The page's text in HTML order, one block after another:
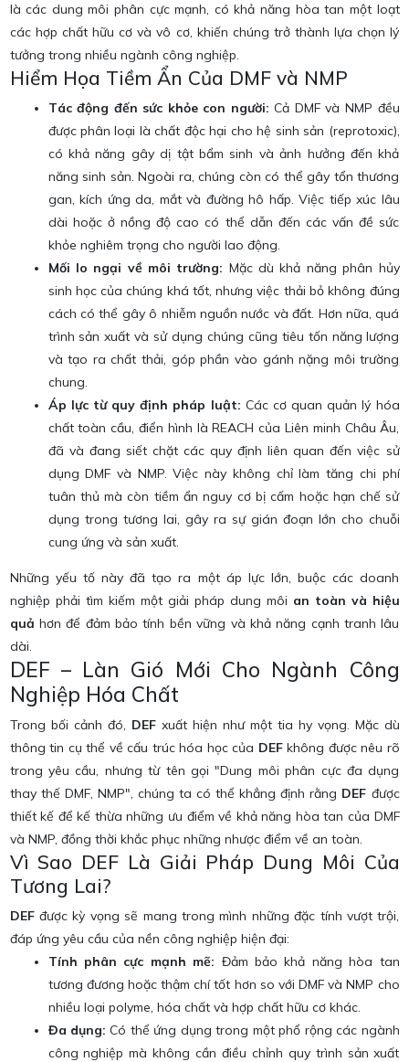
là các dung môi phân cực mạnh, có khả năng hòa tan một loạt
các hợp chất hữu cơ và vô cơ, khiến chúng trở thành lựa chọn lý
tưởng trong nhiều ngành công nghiệp.
Hiểm Họa Tiềm Ẩn Của DMF và NMP
Tác động đến sức khỏe con người: Cả DMF và NMP đều
được phân loại là chất độc hại cho hệ sinh sản (reprotoxic),
có khả năng gây dị tật bẩm sinh và ảnh hưởng đến khả
năng sinh sản. Ngoài ra, chúng còn có thể gây tổn thương
gan, kích ứng da, mắt và đường hô hấp. Việc tiếp xúc lâu
dài hoặc ở nồng độ cao có thể dẫn đến các vấn đề sức
khỏe nghiêm trọng cho người lao động.
Mối lo ngại về môi trường: Mặc dù khả năng phân hủy
sinh học của chúng khá tốt, nhưng việc thải bỏ không đúng
cách có thể gây ô nhiễm nguồn nước và đất. Hơn nữa, quá
trình sản xuất và sử dụng chúng cũng tiêu tốn năng lượng
và tạo ra chất thải, góp phần vào gánh nặng môi trường
chung.
Áp lực từ quy định pháp luật: Các cơ quan quản lý hóa
chất toàn cầu, điển hình là REACH của Liên minh Châu Âu,
đã và đang siết chặt các quy định liên quan đến việc sử
dụng DMF và NMP. Việc này không chỉ làm tăng chi phí
tuân thủ mà còn tiềm ẩn nguy cơ bị cấm hoặc hạn chế sử
dụng trong tương lai, gây ra sự gián đoạn lớn cho chuỗi
cung ứng và sản xuất.
Những yếu tố này đã tạo ra một áp lực lớn, buộc các doanh
nghiệp phải tìm kiếm một giải pháp dung môi an toàn và hiệu
quả hơn để đảm bảo tính bền vững và khả năng cạnh tranh lâu
dài.
DEF – Làn Gió Mới Cho Ngành Công
Nghiệp Hóa Chất
Trong bối cảnh đó, DEFxuất hiện như một tia hy vọng. Mặc dù
thông tin cụ thể về cấu trúc hóa học của DEFkhông được nêu rõ
trong yêu cầu, nhưng từ tên gọi "Dung môi phân cực đa dụng
thay thế DMF, NMP", chúng ta có thể khẳng định rằng DEF được
thiết kế để kế thừa những ưu điểm về khả năng hòa tan của DMF
và NMP, đồng thời khắc phục những nhược điểm về an toàn.
Vì Sao DEF Là Giải Pháp Dung Môi Của
Tương Lai?
DEFđược kỳ vọng sẽ mang trong mình những đặc tính vượt trội,
đáp ứng yêu cầu của nền công nghiệp hiện đại:
Tính phân cực mạnh mẽ: Đảm bảo khả năng hòa tan
tương đương hoặc thậm chí tốt hơn so với DMF và NMP cho
nhiều loại polyme, hóa chất và hợp chất hữu cơ khác.
Đa dụng: Có thể ứng dụng trong một phổ rộng các ngành
công nghiệp mà không cần điều chỉnh quy trình sản xuất